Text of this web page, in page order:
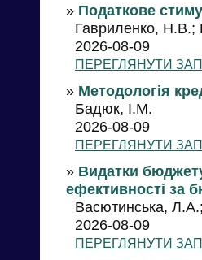
» Податкове
Гавриленко, Н.В.;
2026-08-09
ПЕРЕГЛЯНУТИ
» Методологія
Бадюк, І.М.
2026-08-09
ПЕРЕГЛЯНУТИ
» Видатки
ефективності за
Васютинська,
2026-08-09
ПЕРЕГЛЯНУТИ